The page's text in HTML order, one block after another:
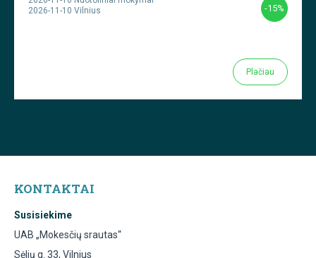
2026-11-10 Vilnius
-15%
Plačiau
KONTAKTAI
Susisiekime
UAB „Mokesčių srautas“
Sėlių g. 33, Vilnius